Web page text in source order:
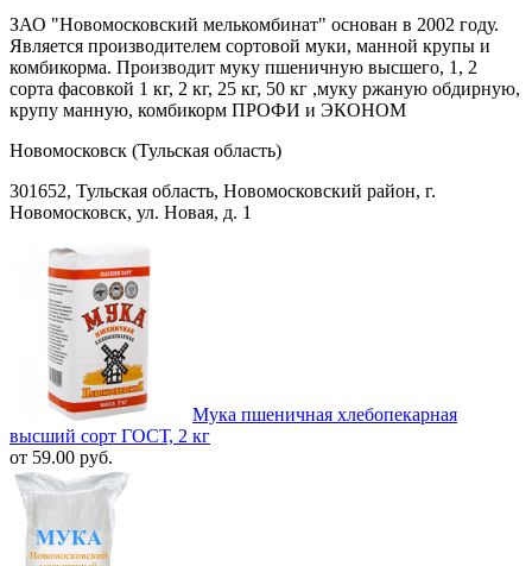
ЗАО "Новомосковский мелькомбинат" основан в 2002 году.
Является производителем сортовой муки, манной крупы и
комбикорма. Производит муку пшеничную высшего, 1, 2
сорта фасовкой 1 кг, 2 кг, 25 кг, 50 кг ,муку ржаную обдирную,
крупу манную, комбикорм ПРОФИ и ЭКОНОМ
Новомосковск (Тульская область)
301652, Тульская область, Новомосковский район, г.
Новомосковск, ул. Новая, д. 1
Мука пшеничная хлебопекарная
высший сорт ГОСТ, 2 кг
от 59.00 руб.